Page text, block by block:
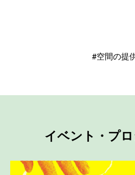
#空間の提
イベント・プ